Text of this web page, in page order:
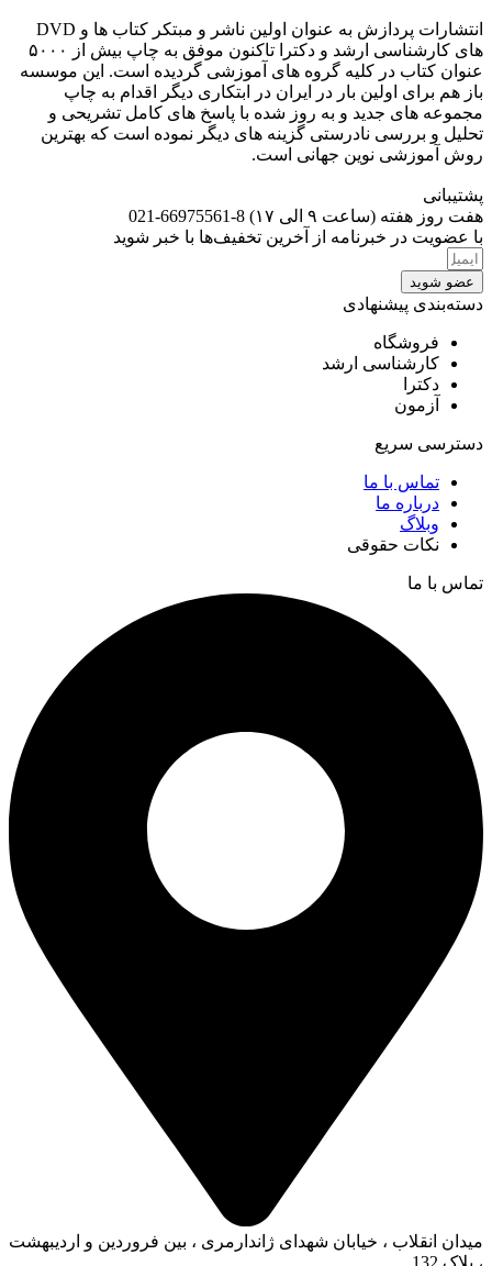
انتشارات پردازش به عنوان اولین ناشر و مبتکر کتاب ها و DVD
های کارشناسی ارشد و دکترا تاکنون موفق به چاپ بیش از ۵۰۰۰
عنوان کتاب در کلیه گروه های آموزشی گردیده است. این موسسه
باز هم برای اولین بار در ایران در ابتکاری دیگر اقدام به چاپ
مجموعه های جدید و به روز شده با پاسخ های کامل تشریحی و
تحلیل و بررسی نادرستی گزینه های دیگر نموده است که بهترین
روش آموزشی نوین جهانی است.
پشتیبانی
هفت روز هفته (ساعت ۹ الی ۱۷) 8-66975561-021
با عضویت در خبرنامه از آخرین تخفیف‌ها با خبر شوید
عضو شوید
دسته‌بندی پیشنهادی
فروشگاه
کارشناسی ارشد
دکترا
آزمون
دسترسی سریع
تماس با ما
درباره ما
وبلاگ
نکات حقوقی
تماس با ما
میدان انقلاب ، خیابان شهدای ژاندارمری ، بین فروردین و اردیبهشت